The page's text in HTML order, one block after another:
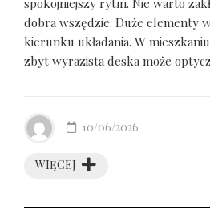
spokojniejszy rytm. Nie warto
dobra wszędzie. Duże elementy
kierunku układania. W
zbyt wyrazista deska może
WIĘCEJ
10/06/2026